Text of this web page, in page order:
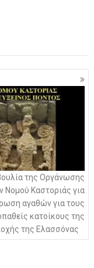
της Οργάνωσης
Νομού Καστοριάς για
αγαθών για τους
κατοίκους της
της Ελασσόνας